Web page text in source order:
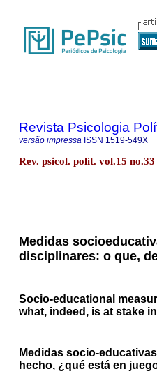
Revista Psicologia
versão impressa ISSN 1519-549X
Rev. psicol. polít. vol.15 no.33
Medidas
disciplinares: o que,
Socio-educational
what, indeed, is at stake
Medidas socio-
hecho, ¿qué está en